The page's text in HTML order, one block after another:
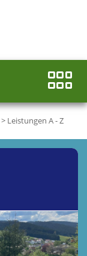
> Leistungen A - Z